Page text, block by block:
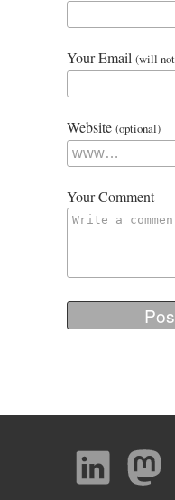
Your Email (will
Website (optional)
Your Comment